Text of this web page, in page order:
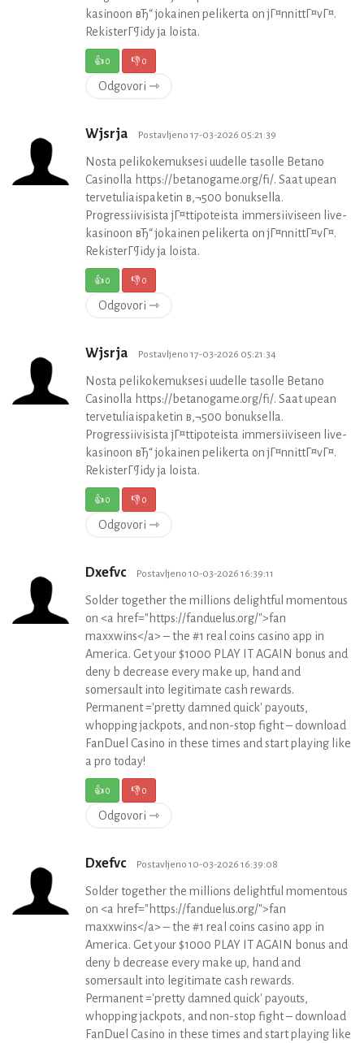
kasinoon вЂ“ jokainen pelikerta on jГ¤nnittГ¤vГ¤.
RekisterГ¶idy ja loista.
👍0 👎0
Odgovori ⇾
Wjsrja Postavljeno 17-03-2026 05:21:39
Nosta pelikokemuksesi uudelle tasolle Betano
Casinolla https://betanogame.org/fi/. Saat upean
tervetuliaispaketin в‚¬500 bonuksella.
Progressiivisista jГ¤ttipoteista immersiiviseen live-
kasinoon вЂ“ jokainen pelikerta on jГ¤nnittГ¤vГ¤.
RekisterГ¶idy ja loista.
👍0 👎0
Odgovori ⇾
Wjsrja Postavljeno 17-03-2026 05:21:34
Nosta pelikokemuksesi uudelle tasolle Betano
Casinolla https://betanogame.org/fi/. Saat upean
tervetuliaispaketin в‚¬500 bonuksella.
Progressiivisista jГ¤ttipoteista immersiiviseen live-
kasinoon вЂ“ jokainen pelikerta on jГ¤nnittГ¤vГ¤.
RekisterГ¶idy ja loista.
👍0 👎0
Odgovori ⇾
Dxefvc Postavljeno 10-03-2026 16:39:11
Solder together the millions delightful momentous
on <a href="https://fanduelus.org/">fan
maxxwins</a> – the #1 real coins casino app in
America. Get your $1000 PLAY IT AGAIN bonus and
deny b decrease every make up, hand and
somersault into legitimate cash rewards.
Permanent ='pretty damned quick' payouts,
whopping jackpots, and non-stop fight – download
FanDuel Casino in these times and start playing like
a pro today!
👍0 👎0
Odgovori ⇾
Dxefvc Postavljeno 10-03-2026 16:39:08
Solder together the millions delightful momentous
on <a href="https://fanduelus.org/">fan
maxxwins</a> – the #1 real coins casino app in
America. Get your $1000 PLAY IT AGAIN bonus and
deny b decrease every make up, hand and
somersault into legitimate cash rewards.
Permanent ='pretty damned quick' payouts,
whopping jackpots, and non-stop fight – download
FanDuel Casino in these times and start playing like